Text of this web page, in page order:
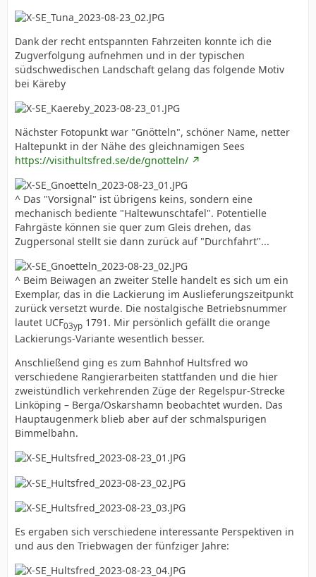
Dank der recht entspannten Fahrzeiten konnte ich die
Zugverfolgung aufnehmen und in der typischen
südschwedischen Landschaft gelang das folgende Motiv
bei Käreby
Nächster Fotopunkt war "Gnötteln", schöner Name, netter
Haltepunkt in der Nähe des gleichnamigen Sees
https://visithultsfred.se/de/gnotteln/
^ Das "Vorsignal" ist übrigens keins, sondern eine
mechanisch bediente "Haltewunschtafel". Potentielle
Fahrgäste können sie quer zum Gleis drehen, das
Zugpersonal stellt sie dann zurück auf "Durchfahrt"...
^ Beim Beiwagen an zweiter Stelle handelt es sich um ein
Exemplar, das in die Lackierung im Auslieferungszeitpunkt
zurück versetzt wurde. Die nostalgische Betriebsnummer
lautet UCF03yp 1791. Mir persönlich gefällt die orange
Lackierungs-Variante wesentlich besser.
Anschließend ging es zum Bahnhof Hultsfred wo
verschiedene Rangierarbeiten stattfanden und die hier
zweistündlich verkehrenden Züge der Regelspur-Strecke
Linköping – Berga/Oskarshamn beobachtet wurden. Das
Hauptaugenmerk blieb aber auf der schmalspurigen
Bimmelbahn.
Es ergaben sich verschiedene interessante Perspektiven in
und aus den Triebwagen der fünfziger Jahre: